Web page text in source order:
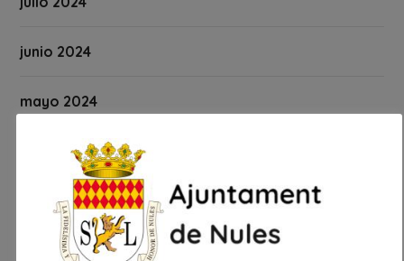
junio 2024
mayo 2024
abril 2024
marzo 2024
febrero 2024